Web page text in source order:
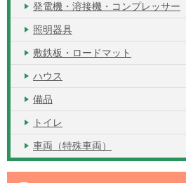
発電機・溶接機・コンプレッサー
照明器具
敷鉄板・ロードマット
ハウス
備品
トイレ
車両（特殊車両）